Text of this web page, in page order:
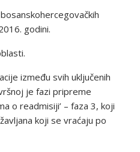
godini.
između svih uključenih
je fazi pripreme
o readmisiji’ – faza 3, koji
koji se vraćaju po